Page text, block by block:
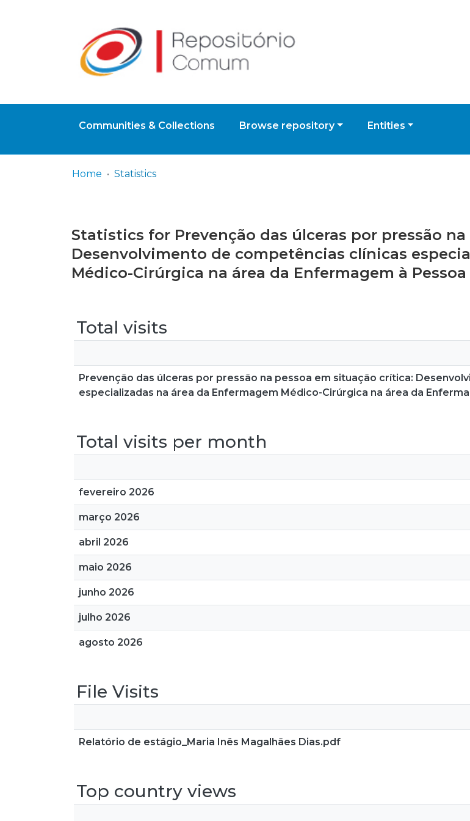
Communities & Collections Browse repository Entities
Home Statistics
Statistics for Prevenção das úlceras por pressão
Desenvolvimento de competências clínicas
Médico-Cirúrgica na área da Enfermagem à
Total visits
Prevenção das úlceras por pressão na pessoa em situação crítica:
especializadas na área da Enfermagem Médico-Cirúrgica na área da
Total visits per month
fevereiro 2026
março 2026
abril 2026
maio 2026
junho 2026
julho 2026
agosto 2026
File Visits
Relatório de estágio_Maria Inês Magalhães Dias.pdf
Top country views